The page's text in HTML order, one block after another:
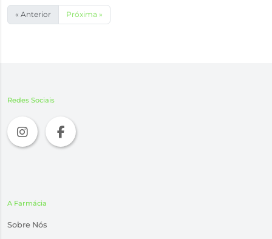
« Anterior Próxima »
Redes Sociais
A Farmácia
Sobre Nós